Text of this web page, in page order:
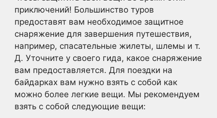
приключений! Большинство туров
предоставят вам необходимое защитное
снаряжение для завершения путешествия,
например, спасательные жилеты, шлемы и т.
Д. Уточните у своего гида, какое снаряжение
вам предоставляется. Для поездки на
байдарках вам нужно взять с собой как
можно более легкие вещи. Мы рекомендуем
взять с собой следующие вещи: